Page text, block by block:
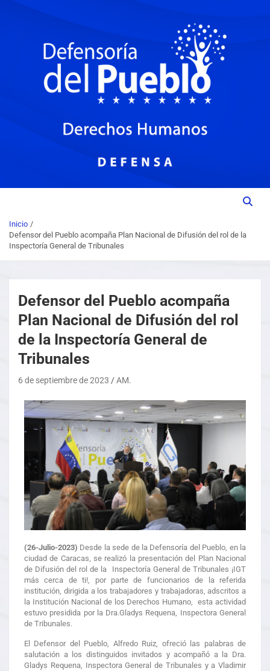
DEFENSORIA DEL PUEBLO
Institución del Poder Ciudadano para la Promoción, Defensa y
Inicio
Defensor del Pueblo acompaña Plan Nacional de Difusión del rol de la
Inspectoría General de Tribunales
Defensor del Pueblo acompaña
Plan Nacional de Difusión del rol
de la Inspectoría General de
Tribunales
6 de septiembre de 2023 AM.
(26-Julio-2023) Desde la sede de la Defensoría del Pueblo, en la
ciudad de Caracas, se realizó la presentación del Plan Nacional
de Difusión del rol de la Inspectoría General de Tribunales ¡IGT
más cerca de ti!, por parte de funcionarios de la referida
institución, dirigida a los trabajadores y trabajadoras, adscritos a
la Institución Nacional de los Derechos Humano, esta actividad
estuvo presidida por la Dra.Gladys Requena, Inspectora General
de Tribunales.
El Defensor del Pueblo, Alfredo Ruiz, ofreció las palabras de
salutación a los distinguidos invitados y acompañó a la Dra.
Gladys Requena, Inspectora General de Tribunales y a Vladimir